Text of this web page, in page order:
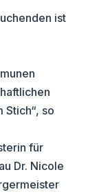
ist
Stich“, so
für
Dr. Nicole